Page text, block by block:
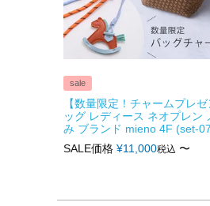
sale
【数量限定！チャームプレ
ッグ レディース ネオプレン
み ブランド mieno 4F (set-
SALE価格 ¥11,000税込 〜